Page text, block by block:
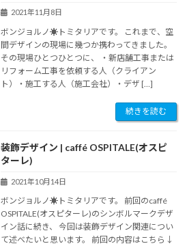
2021年11月8日
ボンジョルノ☀︎トミタリアです。 これまで、空
間デザインの現場に幾つか携わってきました。
その現場ひとつひとつに、 ・新店舗工事または
リフォーム工事を依頼する人（クライアン
ト）・施工する人（施工会社）・デザ […]
続きを読む
装飾デザイン | caffé OSPITALE(オスピ
ターレ)
2021年10月14日
ボンジョルノ☀︎トミタリアです。 前回のcaffé
OSPITALE(オスピターレ)のシンボルマークデザ
イン話に続き、 今回は装飾デザイン関連につい
て述べたいと思います。 前回の内容はこちら↓